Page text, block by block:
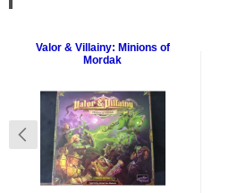
Valor & Villainy: Minions of
Mordak